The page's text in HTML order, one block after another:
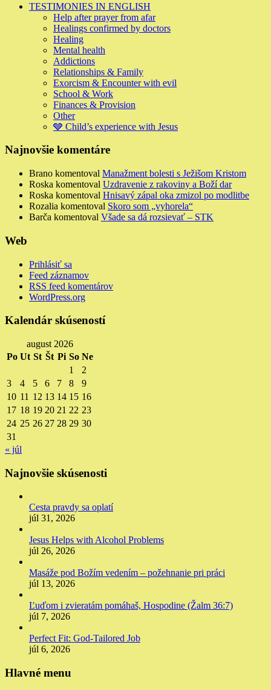
TESTIMONIES IN ENGLISH
Help after prayer from afar
Healings confirmed by doctors
Healing
Mental health
Addictions
Relationships & Family
Exorcism & Encounter with evil
School & Work
Finances & Provision
Other
🩶 Child’s experience with Jesus
Najnovšie komentáre
Brano komentoval Manažment bolesti s Ježišom Kristom
Roska komentoval Uzdravenie z rakoviny a Boží dar
Roska komentoval Hnisavý zápal oka zmizol po modlitbe
Rozalia komentoval Skoro som „vyhorela“
Barča komentoval Všade sa dá rozsievať – STK
Web
Prihlásiť sa
Feed záznamov
RSS feed komentárov
WordPress.org
Kalendár skúseností
august 2026
Po Ut St Št Pi So Ne
1
2
3
4 5 6 7 8
9
10 11 12 13 14 15 16
17 18 19 20 21 22 23
24 25 26 27 28 29 30
31
« júl
Najnovšie skúsenosti
Cesta pravdy sa oplatí
júl 31, 2026
Jesus Helps with Alcohol Problems
júl 26, 2026
Masáže pod Božím vedením – požehnanie pri práci
júl 13, 2026
Ľuďom i zvieratám pomáhaš, Hospodine (Žalm 36:7)
júl 7, 2026
Perfect Fit: God-Tailored Job
júl 6, 2026
Hlavné menu